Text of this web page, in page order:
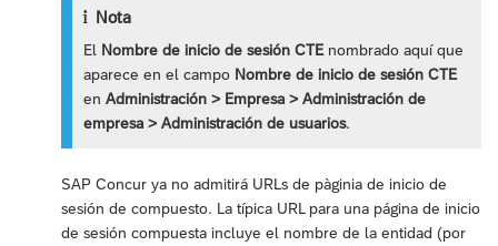
Nota
El Nombre de inicio de sesión CTEnombrado aquí que
aparece en el campo Nombre de inicio de sesión CTE
enAdministración > Empresa > Administración de
empresa > Administración de usuarios.
SAP Concur ya no admitirá URLs de pàginia de inicio de
sesión de compuesto. La típica URL para una página de inicio
de sesión compuesta incluye el nombre de la entidad (por